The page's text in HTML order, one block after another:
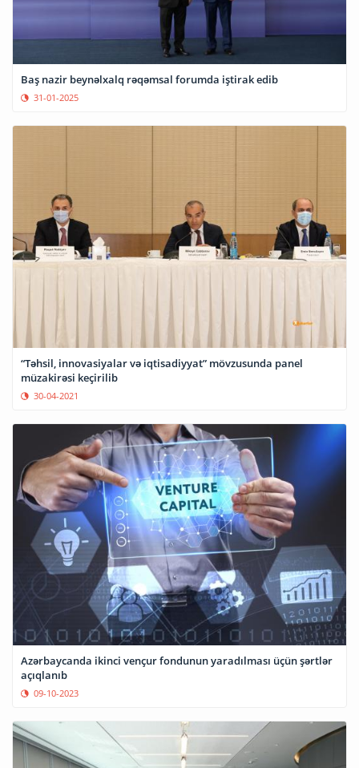
Baş nazir beynəlxalq rəqəmsal forumda iştirak edib
31-01-2025
“Təhsil, innovasiyalar və iqtisadiyyat” mövzusunda panel
müzakirəsi keçirilib
30-04-2021
Azərbaycanda ikinci vençur fondunun yaradılması üçün şərtlər
açıqlanıb
09-10-2023